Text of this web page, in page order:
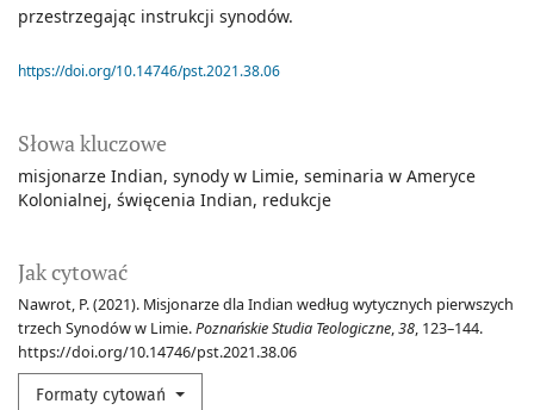
Słowa kluczowe
misjonarze Indian synody w Limie seminaria w Ameryce
Kolonialnej święcenia Indian redukcje
Jak cytować
Nawrot, P. (2021). Misjonarze dla Indian według wytycznych pierwszych
trzech Synodów w Limie.Poznańskie Studia Teologiczne,38, 123–144.
https://doi.org/10.14746/pst.2021.38.06
Formaty cytowań
przestrzegając instrukcji synodów.
https://doi.org/10.14746/pst.2021.38.06